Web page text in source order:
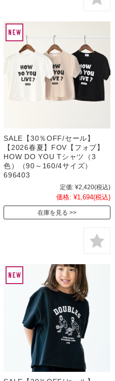
SALE【30％OFF/セール】
【2026春夏】FOV【フォブ】
HOW DO YOU Tシャツ（3
色）（90～160/4サイズ）
696403
定価: ¥2,420(税込)
価格: ¥1,694(税込)
在庫を見る